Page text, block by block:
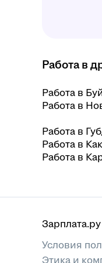
Работа в
Работа в
Работа в
Работа в
Работа в
Работа в
Зарплата.ру
Условия
Этика и